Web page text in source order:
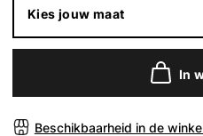
Kies jouw maat
In
Beschikbaarheid in de